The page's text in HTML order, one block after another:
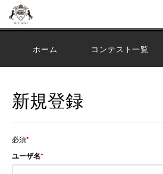
ホーム コンテスト一覧
新規登録
必須
ユーザ名